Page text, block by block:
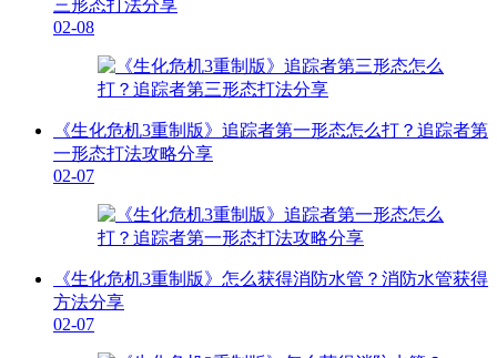
三形态打法分享
02-08
《生化危机3重制版》追踪者第一形态怎么打？追踪者第
一形态打法攻略分享
02-07
《生化危机3重制版》怎么获得消防水管？消防水管获得
方法分享
02-07